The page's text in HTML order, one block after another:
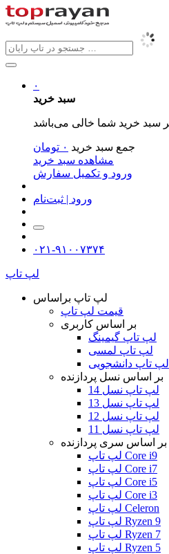
۰
سبد خرید
جمع سبد خرید ۰ تومان
مشاهده سبد خرید
ورود و تکمیل سفارش
ورود | ثبت‌نام
۰۲۱-۹۱۰۰۷۳۷۴
لپ تاپ
لپ تاپ براساس
قیمت لپ تاپ
بر اساس کاربری
لپ تاپ گیمینگ
لپ تاپ لمسی
لپ تاپ دانشجویی
بر اساس نسل پردازنده
لپ تاپ نسل 14
لپ تاپ نسل 13
لپ تاپ نسل 12
لپ تاپ نسل 11
بر اساس سری پردازنده
لپ تاپ Core i9
لپ تاپ Core i7
لپ تاپ Core i5
لپ تاپ Core i3
لپ تاپ Celeron
لپ تاپ Ryzen 9
لپ تاپ Ryzen 7
لپ تاپ Ryzen 5